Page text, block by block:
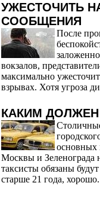
УЖЕСТОЧИТЬ
СООБЩЕНИЯ
После
вокзалов,
максимально
взрывах. Хотя угроза
КАКИМ
основных
Москвы и Зеленограда
таксисты обязаны
старше 21 года,